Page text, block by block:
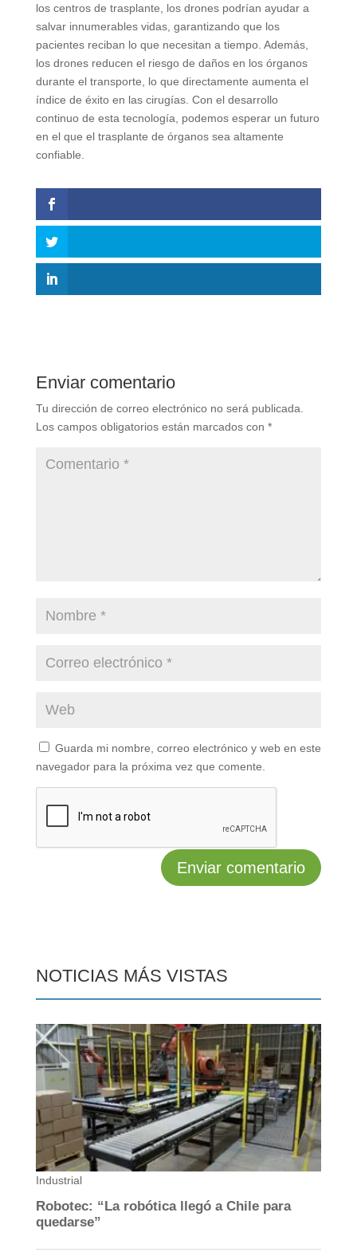
los centros de trasplante, los drones podrían ayudar a
salvar innumerables vidas, garantizando que los
pacientes reciban lo que necesitan a tiempo. Además,
los drones reducen el riesgo de daños en los órganos
durante el transporte, lo que directamente aumenta el
índice de éxito en las cirugías. Con el desarrollo
continuo de esta tecnología, podemos esperar un futuro
en el que el trasplante de órganos sea altamente
confiable.
Enviar comentario
Tu dirección de correo electrónico no será publicada.
Los campos obligatorios están marcados con *
Guarda mi nombre, correo electrónico y web en este
navegador para la próxima vez que comente.
NOTICIAS MÁS VISTAS